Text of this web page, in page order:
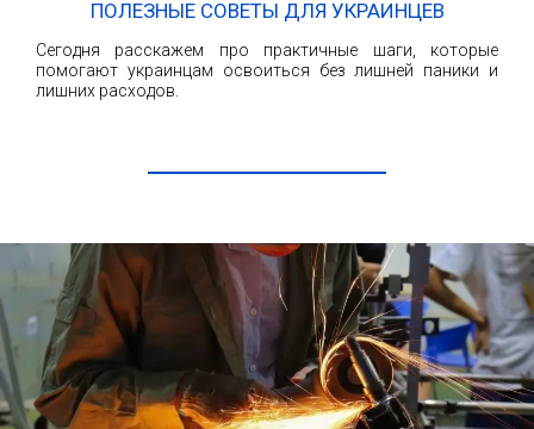
ПОЛЕЗНЫЕ СОВЕТЫ ДЛЯ УКРАИНЦЕВ
Сегодня расскажем про практичные шаги, которые
помогают украинцам освоиться без лишней паники и
лишних расходов.